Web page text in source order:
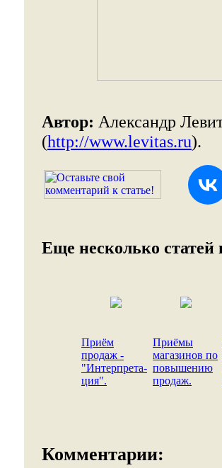
Автор: Александр
(http://www.levitas.ru).
Еще несколько статей
Приём
продаж -
"Интерпрета-
ция".
Приёмы
магазинов по
повышению
продаж.
Комментарии: